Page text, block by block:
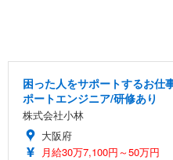
困った人をサポートするお仕
ポートエンジニア/研修あり
株式会社小林
大阪府
月給30万7,100円～50万円